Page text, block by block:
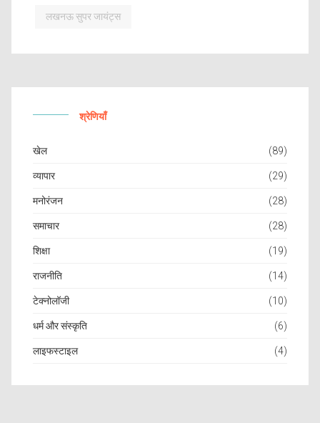
लखनऊ सुपर जायंट्स
श्रेणियाँ
खेल (89)
व्यापार (29)
मनोरंजन (28)
समाचार (28)
शिक्षा (19)
राजनीति (14)
टेक्नोलॉजी (10)
धर्म और संस्कृति (6)
लाइफस्टाइल (4)